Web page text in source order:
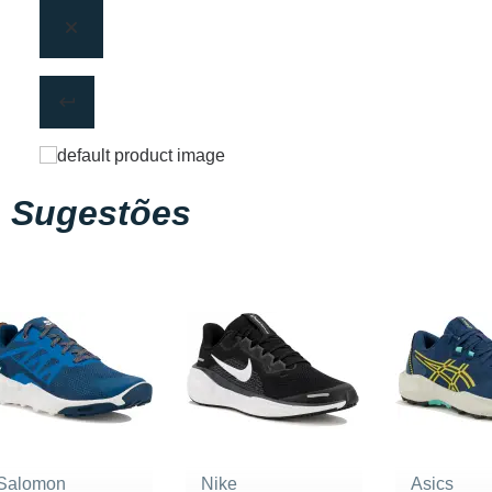
Sugestões
Nike
Asics